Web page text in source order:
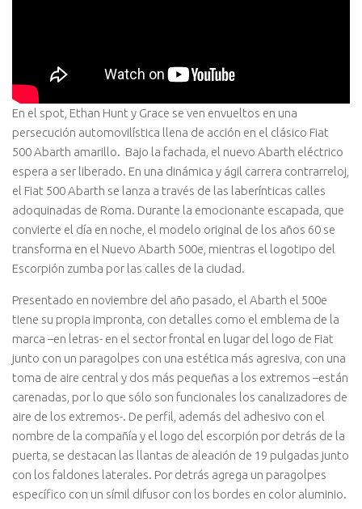
En el spot, Ethan Hunt y Grace se ven envueltos en una
persecución automovilística llena de acción en el clásico Fiat
500 Abarth amarillo. Bajo la fachada, el nuevo Abarth eléctrico
espera a ser liberado. En una dinámica y ágil carrera contrarreloj,
el Fiat 500 Abarth se lanza a través de las laberínticas calles
adoquinadas de Roma. Durante la emocionante escapada, que
convierte el día en noche, el modelo original de los años 60 se
transforma en el Nuevo Abarth 500e, mientras el logotipo del
Escorpión zumba por las calles de la ciudad.
Presentado en noviembre del año pasado, el Abarth el 500e
tiene su propia impronta, con detalles como el emblema de la
marca –en letras- en el sector frontal en lugar del logo de Fiat
junto con un paragolpes con una estética más agresiva, con una
toma de aire central y dos más pequeñas a los extremos –están
carenadas, por lo que sólo son funcionales los canalizadores de
aire de los extremos-. De perfil, además del adhesivo con el
nombre de la compañía y el logo del escorpión por detrás de la
puerta, se destacan las llantas de aleación de 19 pulgadas junto
con los faldones laterales. Por detrás agrega un paragolpes
específico con un símil difusor con los bordes en color aluminio.